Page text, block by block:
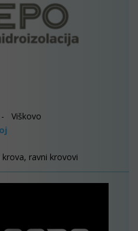
- Viškovo
ravni krovovi